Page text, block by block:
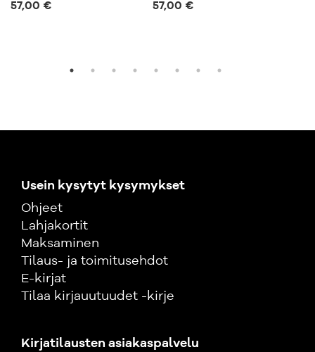
57,00 € 57,00 €
Usein kysytyt kysymykset
Ohjeet
Lahjakortit
Maksaminen
Tilaus- ja toimitusehdot
E-kirjat
Tilaa kirjauutuudet -kirje
Kirjatilausten asiakaspalvelu